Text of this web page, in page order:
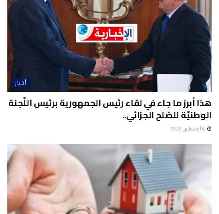
أخبار
هذا أبرز ما جاء في لقاء رئيس الجمهورية برئيس اللّجنة
الوطنيّة للصّلح الجزائي..